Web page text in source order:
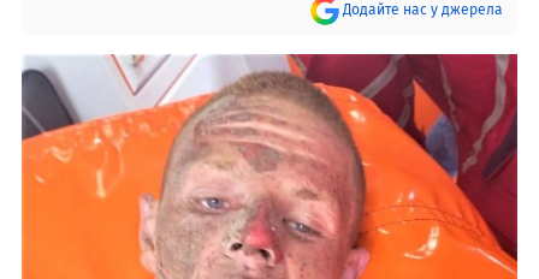
Додайте нас у джерела